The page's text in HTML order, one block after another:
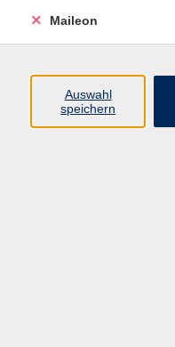
Maileon
Auswahl
speichern